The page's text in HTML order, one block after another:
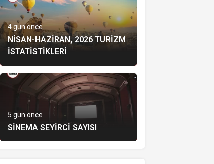
4 gün önce
NISAN-HAZIRAN, 2026 TURIZM
İSTATISTIKLERI
5 gün önce
SINEMA SEYIRCI SAYISI